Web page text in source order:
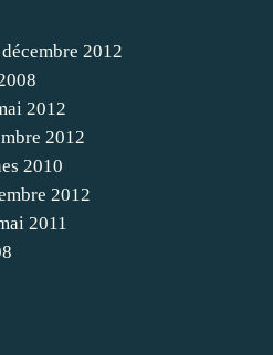
2012
2012
2012
2010
2012
2011